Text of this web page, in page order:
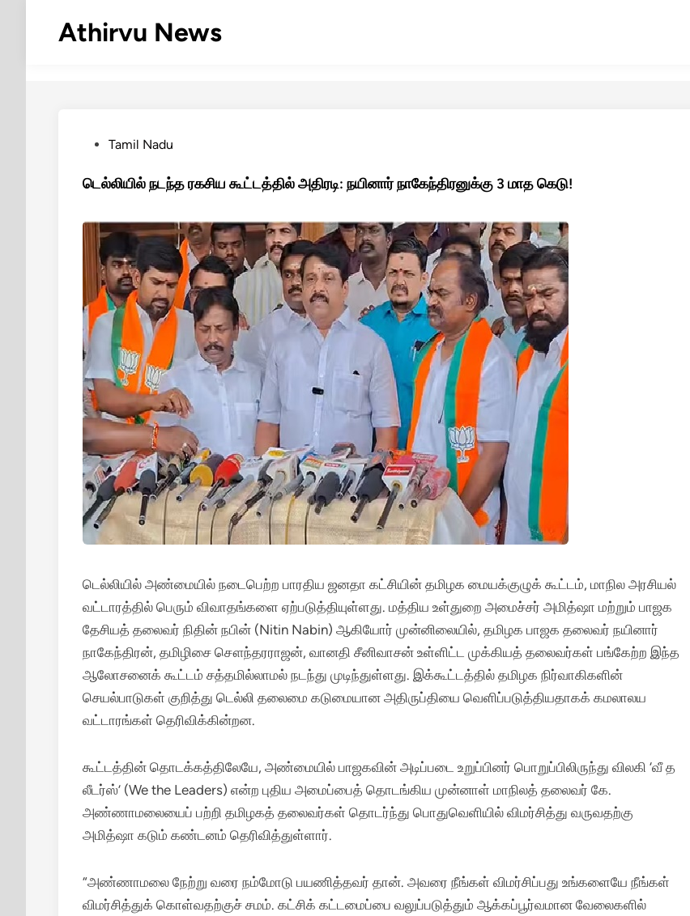
Athirvu News
PostedTamil Nadu
டெல்லியில் நடந்த ரகசிய கூட்டத்தில் அதிரடி: நயினார் நாகேந்திரனுக்கு 3 மாத கெடு!
டெல்லியில் அண்மையில் நடைபெற்ற பாரதிய ஜனதா கட்சியின் தமிழக மையக்குழுக் கூட்டம், மாநில அரசியல்
வட்டாரத்தில் பெரும் விவாதங்களை ஏற்படுத்தியுள்ளது. மத்திய உள்துறை அமைச்சர் அமித்ஷா மற்றும் பாஜக
தேசியத் தலைவர் நிதின் நபின் (Nitin Nabin) ஆகியோர் முன்னிலையில், தமிழக பாஜக தலைவர் நயினார்
நாகேந்திரன், தமிழிசை சௌந்தரராஜன், வானதி சீனிவாசன் உள்ளிட்ட முக்கியத் தலைவர்கள் பங்கேற்ற இந்த
ஆலோசனைக் கூட்டம் சத்தமில்லாமல் நடந்து முடிந்துள்ளது. இக்கூட்டத்தில் தமிழக நிர்வாகிகளின்
செயல்பாடுகள் குறித்து டெல்லி தலைமை கடுமையான அதிருப்தியை வெளிப்படுத்தியதாகக் கமலாலய
வட்டாரங்கள் தெரிவிக்கின்றன.
கூட்டத்தின் தொடக்கத்திலேயே, அண்மையில் பாஜகவின் அடிப்படை உறுப்பினர் பொறுப்பிலிருந்து விலகி ‘வீ த
லீடர்ஸ்’ (We the Leaders) என்ற புதிய அமைப்பைத் தொடங்கிய முன்னாள் மாநிலத் தலைவர் கே.
அண்ணாமலையைப் பற்றி தமிழகத் தலைவர்கள் தொடர்ந்து பொதுவெளியில் விமர்சித்து வருவதற்கு
அமித்ஷா கடும் கண்டனம் தெரிவித்துள்ளார்.
“அண்ணாமலை நேற்று வரை நம்மோடு பயணித்தவர் தான். அவரை நீங்கள் விமர்சிப்பது உங்களையே நீங்கள்
விமர்சித்துக் கொள்வதற்குச் சமம். கட்சிக் கட்டமைப்பை வலுப்படுத்தும் ஆக்கப்பூர்வமான வேலைகளில்